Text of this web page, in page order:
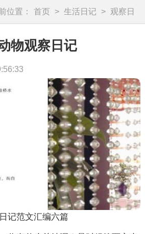
位置： 首页 > 生活日记 >
观察日
物观察日记
记范文汇编六篇